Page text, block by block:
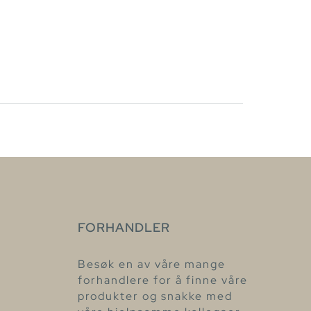
FORHANDLER
Besøk en av våre mange
forhandlere for å finne våre
produkter og snakke med